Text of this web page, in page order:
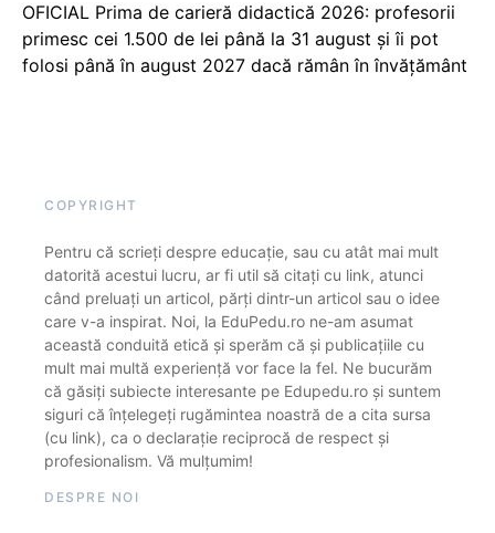
OFICIAL Prima de carieră didactică 2026: profesorii
primesc cei 1.500 de lei până la 31 august și îi pot
folosi până în august 2027 dacă rămân în învățământ
COPYRIGHT
Pentru că scrieți despre educație, sau cu atât mai mult
datorită acestui lucru, ar fi util să citați cu link, atunci
când preluați un articol, părți dintr-un articol sau o idee
care v-a inspirat. Noi, la EduPedu.ro ne-am asumat
această conduită etică și sperăm că și publicațiile cu
mult mai multă experiență vor face la fel. Ne bucurăm
că găsiți subiecte interesante pe Edupedu.ro și suntem
siguri că înțelegeți rugămintea noastră de a cita sursa
(cu link), ca o declarație reciprocă de respect și
profesionalism. Vă mulțumim!
DESPRE NOI